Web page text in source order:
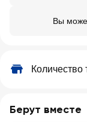
Вы
Количество
Берут вместе